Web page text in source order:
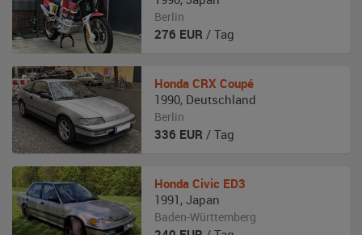
Berlin
276 EUR / Tag
Honda CRX Coupé
1990, Deutschland
Berlin
336 EUR / Tag
Honda Civic ED3
1991 , Japan
Baden-Württemberg